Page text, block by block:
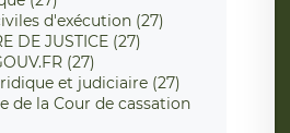
d'exécution (27)
DE JUSTICE (27)
(27)
et judiciaire (27)
de la Cour de cassation